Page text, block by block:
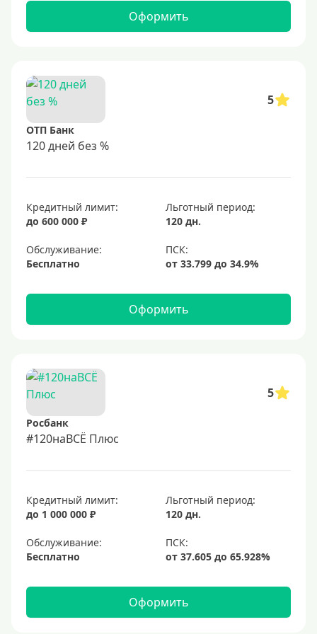
Оформить
5
ОТП Банк
120 дней без %
Кредитный лимит:
до 600 000 ₽
Льготный период:
120 дн.
Обслуживание:
Бесплатно
Оформить
5
Росбанк
#120наВСЁ Плюс
Кредитный лимит:
до 1 000 000 ₽
Льготный период:
120 дн.
Обслуживание:
Бесплатно
Оформить